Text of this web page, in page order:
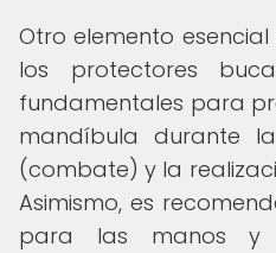
Otro elemento
los protectores
fundamentales para
mandíbula durante
(combate) y la
Asimismo, es
para las manos y